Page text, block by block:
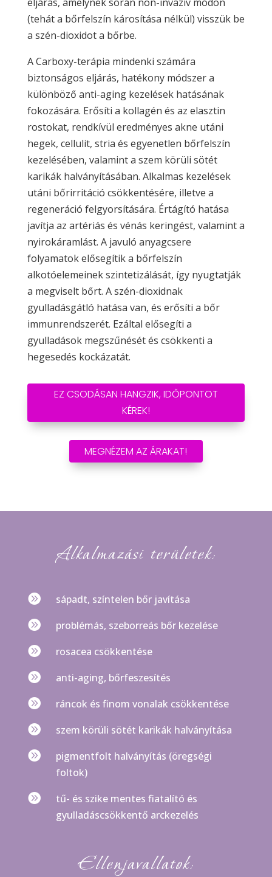
(tehát a bőrfelszín károsítása nélkül) visszük be
a szén-dioxidot a bőrbe.
A Carboxy-terápia mindenki számára
biztonságos eljárás, hatékony módszer a
különböző anti-aging kezelések hatásának
fokozására. Erősíti a kollagén és az elasztin
rostokat, rendkívül eredményes akne utáni
hegek, cellulit, stria és egyenetlen bőrfelszín
kezelésében, valamint a szem körüli sötét
karikák halványításában. Alkalmas kezelések
utáni bőrirritáció csökkentésére, illetve a
regeneráció felgyorsítására. Értágító hatása
javítja az artériás és vénás keringést, valamint a
nyirokáramlást. A javuló anyagcsere
folyamatok elősegítik a bőrfelszín
alkotóelemeinek szintetizálását, így nyugtatják
a megviselt bőrt. A szén-dioxidnak
gyulladásgátló hatása van, és erősíti a bőr
immunrendszerét. Ezáltal elősegíti a
gyulladások megszűnését és csökkenti a
hegesedés kockázatát.
EZ CSODÁSAN HANGZIK, IDŐPONTOT
KÉREK!
MEGNÉZEM AZ ÁRAKAT!
Alkalmazási területek:

sápadt, színtelen bőr javítása

problémás, szeborreás bőr kezelése

rosacea csökkentése

anti-aging, bőrfeszesítés

ráncok és finom vonalak csökkentése

szem körüli sötét karikák halványítása

pigmentfolt halványítás (öregségi
foltok)

tű- és szike mentes fiatalító és
gyulladáscsökkentő arckezelés
Ellenjavallatok: